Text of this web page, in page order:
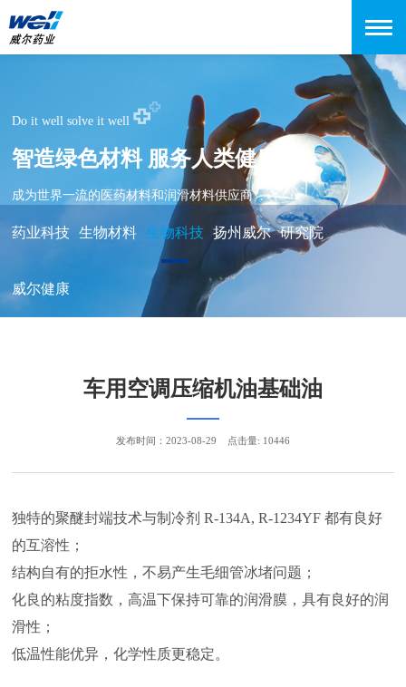
Do it well solve it well
智造绿色材料 服务人类健康
成为世界一流的医药材料和润滑材料供应商
药业科技 生物材料 生物科技 扬州威尔 研究院
威尔健康
车用空调压缩机油基础油
独特的聚醚封端技术与制冷剂 R-134A, R-1234YF 都有良好
的互溶性；
结构自有的拒水性，不易产生毛细管冰堵问题；
化良的粘度指数，高温下保持可靠的润滑膜，具有良好的润
滑性；
低温性能优异，化学性质更稳定。